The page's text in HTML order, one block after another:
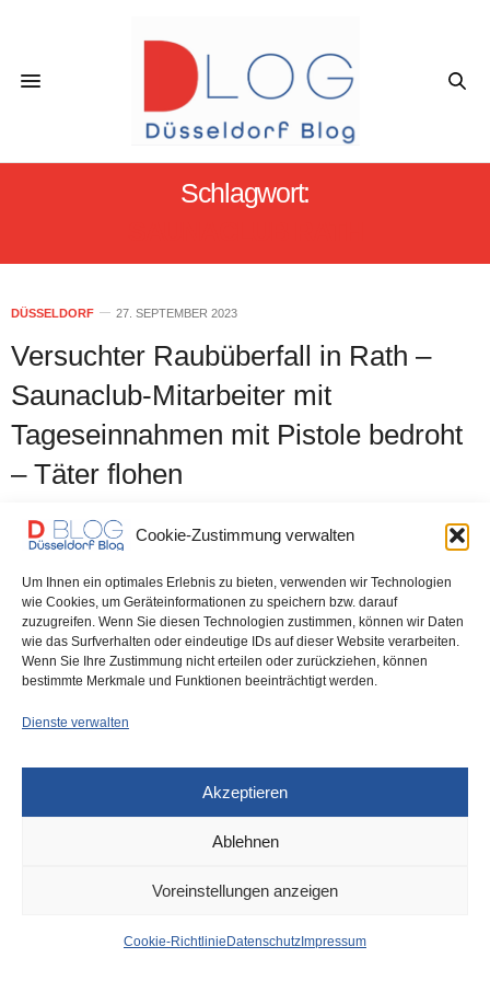
Cookie-Zustimmung verwalten
Um Ihnen ein optimales Erlebnis zu bieten, verwenden wir Technologien
wie Cookies, um Geräteinformationen zu speichern bzw. darauf
zuzugreifen. Wenn Sie diesen Technologien zustimmen, können wir Daten
wie das Surfverhalten oder eindeutige IDs auf dieser Website verarbeiten.
Wenn Sie Ihre Zustimmung nicht erteilen oder zurückziehen, können
bestimmte Merkmale und Funktionen beeinträchtigt werden.
Dienste verwalten
Akzeptieren
Ablehnen
Voreinstellungen anzeigen
Cookie-Richtlinie Datenschutz Impressum
Schlagwort:
DÜSSELDORF 27. SEPTEMBER 2023
Versuchter Raubüberfall in Rath –
Saunaclub-Mitarbeiter mit
Tageseinnahmen mit Pistole bedroht
– Täter flohen
Die Düsseldorfer Polizei sucht Zeugen eines versuchten Raubes
von Montagnachmittag in Rath. Drei Unbekannte hatten…
0 SHARES
IMPRESSUM